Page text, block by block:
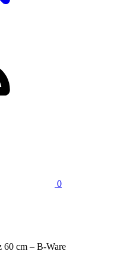
0
60 cm – B-Ware